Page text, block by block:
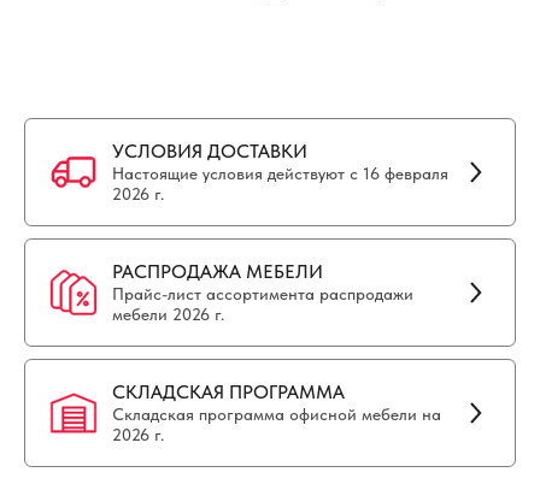
УСЛОВИЯ ДОСТАВКИ
Настоящие условия действуют с 16 февраля
2026 г.
РАСПРОДАЖА МЕБЕЛИ
Прайс-лист ассортимента распродажи
мебели 2026 г.
СКЛАДСКАЯ ПРОГРАММА
Складская программа офисной мебели на
2026 г.